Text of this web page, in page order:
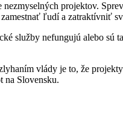
projektov.
ľudí a zatraktívniť
služby nefungujú alebo sú
vlády je to, že
na Slovensku.